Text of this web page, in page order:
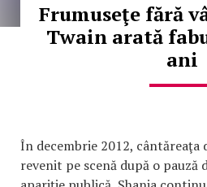
Frumuseţe fără
Twain arată
ani
În decembrie 2012, cântăreaţa
revenit pe scenă după o pauză